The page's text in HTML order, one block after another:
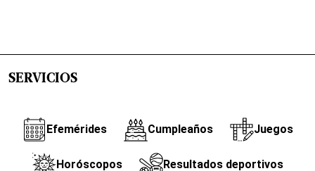
SERVICIOS
Efemérides Cumpleaños Juegos
Horóscopos Resultados deportivos